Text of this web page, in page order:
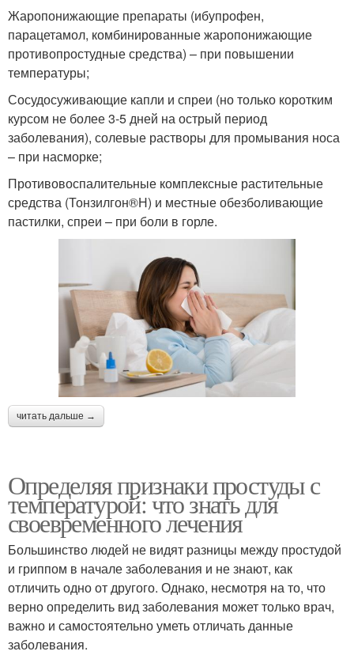
Жаропонижающие препараты (ибупрофен,
парацетамол, комбинированные жаропонижающие
противопростудные средства) – при повышении
температуры;
Сосудосуживающие капли и спреи (но только коротким
курсом не более 3-5 дней на острый период
заболевания), солевые растворы для промывания носа
– при насморке;
Противовоспалительные комплексные растительные
средства (Тонзилгон®Н) и местные обезболивающие
пастилки, спреи – при боли в горле.
читать дальше →
Определяя признаки простуды с
температурой: что знать для
своевременного лечения
Большинство людей не видят разницы между простудой
и гриппом в начале заболевания и не знают, как
отличить одно от другого. Однако, несмотря на то, что
верно определить вид заболевания может только врач,
важно и самостоятельно уметь отличать данные
заболевания.